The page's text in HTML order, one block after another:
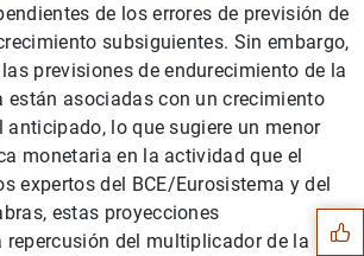
de los errores de previsión de
subsiguientes. Sin embargo,
previsiones de endurecimiento de la
están asociadas con un crecimiento
anticipado, lo que sugiere un menor
monetaria en la actividad que el
expertos del BCE/Eurosistema y del
estas proyecciones
repercusión del multiplicador de la
Sugerencias